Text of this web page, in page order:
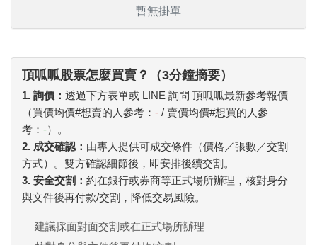
暫無掛單
頂呱呱股票怎麼買賣？（3分鐘摘要）
1. 詢價： 透過下方表單或 LINE 詢問 頂呱呱最新參考報價
（買價均價#想賣的人參考： - / 賣價均價#想買的人參
考： -）。
2. 成交確認： 由專人提供可成交條件（價格／張數／交割
方式）。雙方確認細節後，即安排後續交割。
3. 安全交割： 約在銀行或券商等正式場所辦理，核對身分
與文件後再付款/交割，降低交易風險。
建議採面對面交割或在正式場所辦理